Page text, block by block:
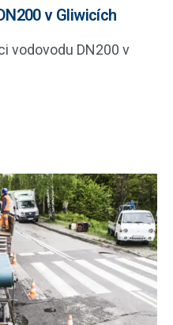
v Gliwicích
vodovodu DN200 v